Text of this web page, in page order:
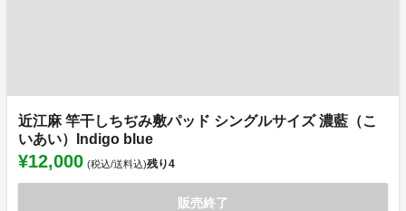
近江麻 竿干しちぢみ敷パッド シングルサイズ 濃藍（こ
いあい）Indigo blue
¥12,000 (税込/送料込)残り4
販売終了